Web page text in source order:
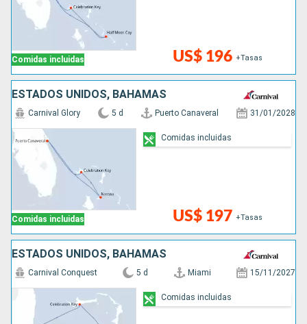
Comidas incluidas US$ 196 +Tasas
ESTADOS UNIDOS, BAHAMAS
Comidas incluidas
Carnival Glory 5 d Puerto Canaveral 31/01/2028
US$ 197 +Tasas
Comidas incluidas
ESTADOS UNIDOS, BAHAMAS
Carnival Conquest 5 d Miami 15/11/2027
Comidas incluidas